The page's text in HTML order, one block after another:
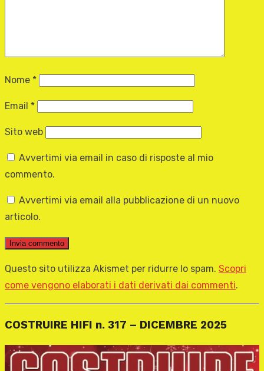
Nome *
Email *
Sito web
Avvertimi via email in caso di risposte al mio
commento.
Avvertimi via email alla pubblicazione di un nuovo
articolo.
Questo sito utilizza Akismet per ridurre lo spam. Scopri
come vengono elaborati i dati derivati dai commenti.
COSTRUIRE HIFI n. 317 – DICEMBRE 2025